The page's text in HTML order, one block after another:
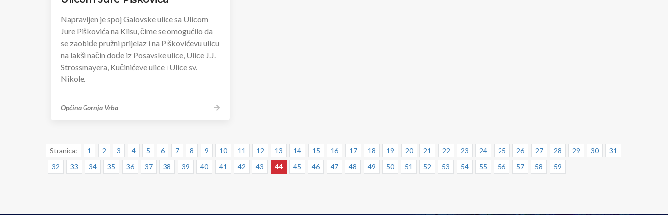
Napravljen je spoj Galovske ulice sa Ulicom
Jure Piškovića na Klisu, čime se omogućilo da
se zaobiđe pružni prijelaz i na Piškovićevu ulicu
na lakši način dođe iz Posavske ulice, Ulice J.J.
Strossmayera, Kučinićeve ulice i Ulice sv.
Nikole.
Općina Gornja Vrba
Stranica: 1 2 3 4 5 6 7 8 9 10 11 12 13 14 15 16 17 18 19 20 21 22 23 24 25 26 27 28 29 30
31
32
33 34 35 36 37 38 39 40 41 42 43 44 45 46 47 48 49 50 51 52 53 54 55 56 57 58 59